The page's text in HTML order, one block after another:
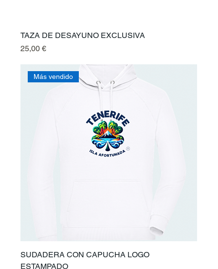
TAZA DE DESAYUNO EXCLUSIVA
Preis
25,00 €
Más vendido
SUDADERA CON CAPUCHA LOGO
ESTAMPADO